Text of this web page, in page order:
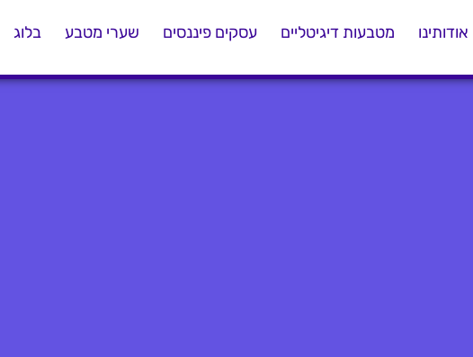
אודותינו מטבעות דיגיטליים עסקים פיננסים שערי מטבע בלוג